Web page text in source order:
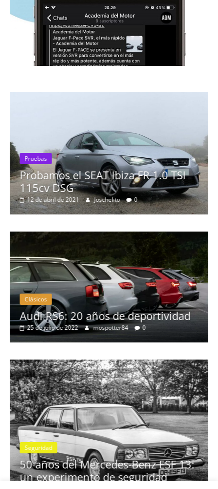
Pruebas
Probamos el SEAT Ibiza FR 1.0 TSI
115cv DSG
12 de abril de 2021 Joschelito 0
Clásicos
Audi RS6: 20 años de deportividad
25 de julio de 2022 mospotter84 0
Seguridad
50 años del Mercedes-Benz ESF 13:
un experimento de seguridad